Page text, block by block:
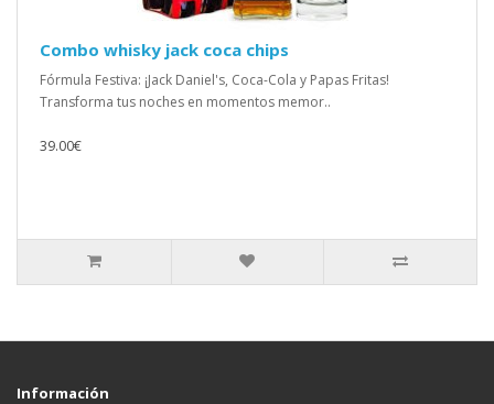
Combo whisky jack coca chips
Fórmula Festiva: ¡Jack Daniel's, Coca-Cola y Papas Fritas!
Transforma tus noches en momentos memor..
39.00€
Información